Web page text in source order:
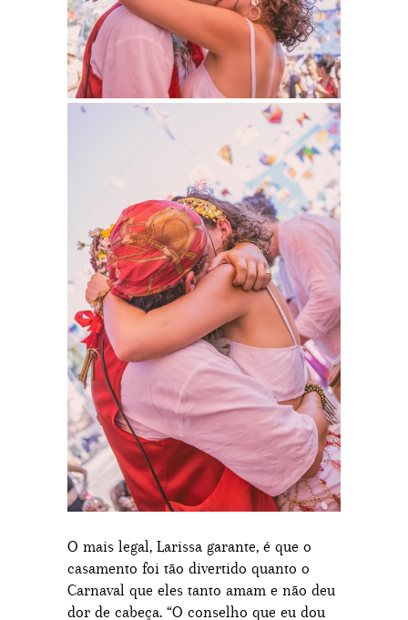
O mais legal, Larissa garante, é que o
casamento foi tão divertido quanto o
Carnaval que eles tanto amam e não deu
dor de cabeça. “O conselho que eu dou